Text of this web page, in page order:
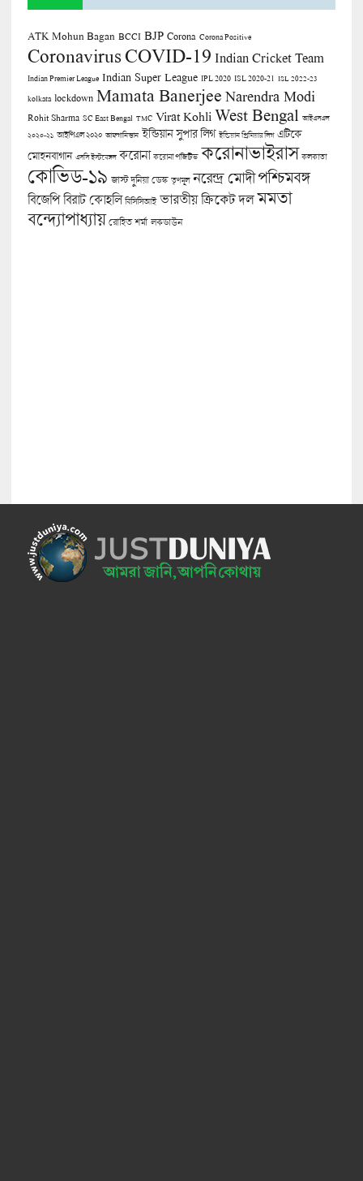
ATK Mohun Bagan BCCI BJP Corona Corona Positive
CoronavirusCOVID-19 Indian Cricket Team
Indian Premier League Indian Super League IPL 2020 ISL 2020-21 ISL 2022-23
kolkata lockdown Mamata Banerjee Narendra Modi
Rohit Sharma SC East Bengal TMC Virat Kohli West Bengal আইএসএল
২০২০-২১ আইপিএল ২০২০ আফগানিস্তান ইন্ডিয়ান সুপার লিগ ইন্ডিয়ান প্রিমিয়ার লিগ এটিকে
মোহনবাগান এসসি ইস্টবেঙ্গল করোনা করোনা পজিটিভ করোনাভাইরাস কলকাতা
কোভিড-১৯ জাস্ট দুনিয়া ডেস্ক তৃণমূল নরেন্দ্র মোদী পশ্চিমবঙ্গ
বিজেপি বিরাট কোহলি বিসিসিআই ভারতীয় ক্রিকেট দল মমতা
বন্দ্যোপাধ্যায় রোহিত শর্মা লকডাউন